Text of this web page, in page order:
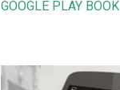
GOOGLE PLAY BOOK